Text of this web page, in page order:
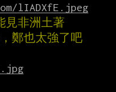
lIADXfE.jpeg
見非洲土著
鄭也太強了吧